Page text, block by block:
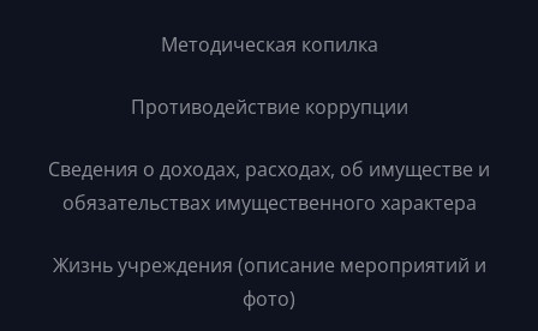
Методическая копилка
Противодействие коррупции
Сведения о доходах, расходах, об имуществе и
обязательствах имущественного характера
Жизнь учреждения (описание мероприятий и
фото)